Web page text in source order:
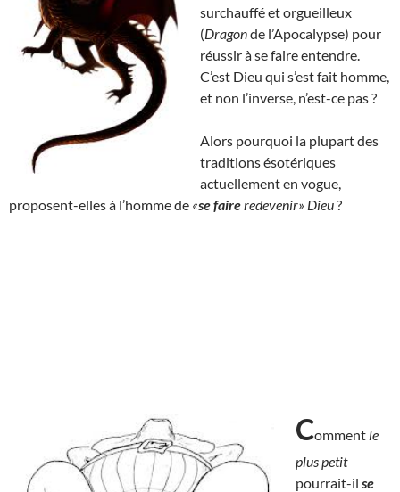
surchauffé et orgueilleux
(Dragonde l’Apocalypse) pour
réussir à se faire entendre.
C’est Dieu qui s’est fait homme,
et non l’inverse, n’est-ce pas ?
Alors pourquoi la plupart des
traditions ésotériques
actuellement en vogue,
proposent-elles à l’homme de «se faireredevenir» Dieu?
Comment le
plus petit
pourrait-il se